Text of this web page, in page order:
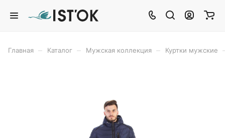
Главная Каталог Мужская коллекция Куртки мужские